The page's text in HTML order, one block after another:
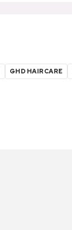
GHD HAIRCARE